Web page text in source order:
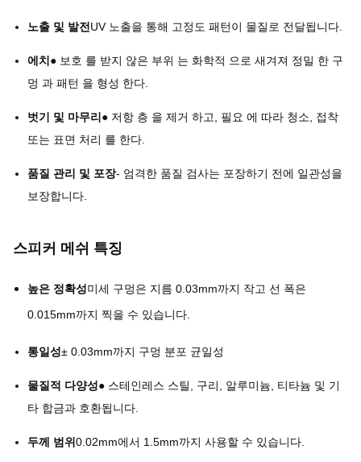
노출 및 발전 UV 노출을 통해 고정도 패턴이 물질로 전달됩니다.
에치 ● 보호 를 받지 않은 부위 는 화학적 으로 새겨져 정밀 한 구
멍 과 패턴 을 형성 한다.
벗기 및 마무리 ● 저항 층 을 제거 하고, 필요 에 따라 청소, 접착
또는 표면 처리 를 한다.
품질 관리 및 포장- 엄격한 품질 검사는 포장하기 전에 일관성을
보장합니다.
스피커 메쉬 특징
높은 정확성미세 구멍은 지름 0.03mm까지 작고 선 폭은
0.015mm까지 찍을 수 있습니다.
통일성± 0.03mm까지 구멍 분포 균일성
물질적 다양성● 스테인레스 스틸, 구리, 알루미늄, 티타늄 및 기
타 합금과 호환됩니다.
두께 범위0.02mm에서 1.5mm까지 사용할 수 있습니다.